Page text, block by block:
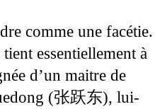
comme une facétie.
essentiellement à
d’un maitre de
(张跃东), lui-